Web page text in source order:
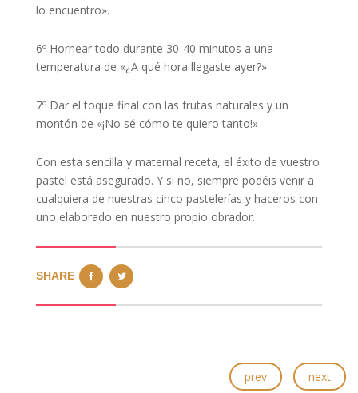
lo encuentro».
6º Hornear todo durante 30-40 minutos a una
temperatura de «¿A qué hora llegaste ayer?»
7º Dar el toque final con las frutas naturales y un
montón de «¡No sé cómo te quiero tanto!»
Con esta sencilla y maternal receta, el éxito de vuestro
pastel está asegurado. Y si no, siempre podéis venir a
cualquiera de nuestras cinco pastelerías y haceros con
uno elaborado en nuestro propio obrador.
SHARE
prev next